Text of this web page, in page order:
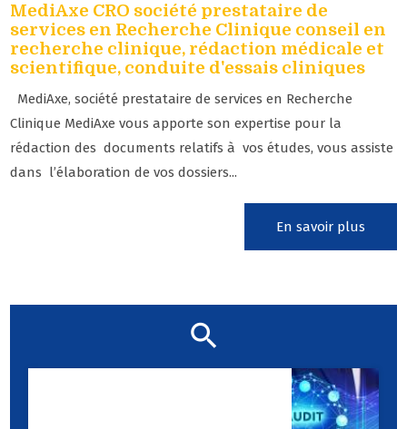
MediAxe CRO société prestataire de
services en Recherche Clinique conseil en
recherche clinique, rédaction médicale et
scientifique, conduite d'essais cliniques
MediAxe, société prestataire de services en Recherche
Clinique MediAxe vous apporte son expertise pour la
rédaction des documents relatifs à vos études, vous assiste
dans l’élaboration de vos dossiers...
En savoir plus